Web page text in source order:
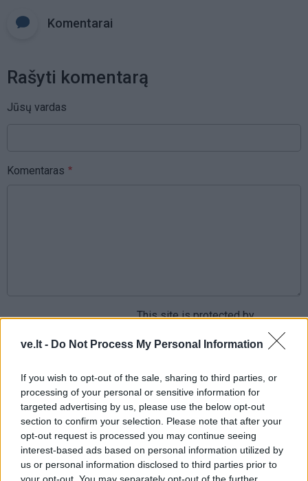
ve.lt - Do Not Process My Personal Information
If you wish to opt-out of the sale, sharing to third parties, or
processing of your personal or sensitive information for
targeted advertising by us, please use the below opt-out
section to confirm your selection. Please note that after your
opt-out request is processed you may continue seeing
interest-based ads based on personal information utilized by
us or personal information disclosed to third parties prior to
your opt-out. You may separately opt-out of the further
Komentarai
Rašyti komentarą
Jūsų vardas
Komentaras
This site is protected by
reCAPTCHA and the Google
Privacy PolicyandTerms of